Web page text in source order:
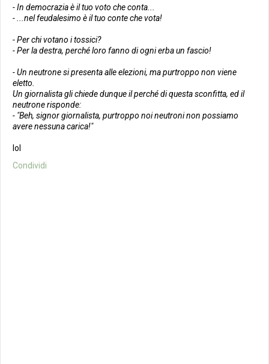
- In democrazia è il tuo voto che conta...
- ...nel feudalesimo è il tuo conte che vota!
- Per chi votano i tossici?
- Per la destra, perché loro fanno di ogni erba un fascio!
- Un neutrone si presenta alle elezioni, ma purtroppo non viene
eletto.
Un giornalista gli chiede dunque il perché di questa sconfitta, ed il
neutrone risponde:
- "Beh, signor giornalista, purtroppo noi neutroni non possiamo
avere nessuna carica!"
lol
Condividi